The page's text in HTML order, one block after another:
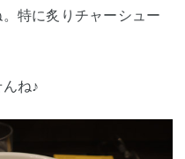
特に炙りチャーシュー
ね♪